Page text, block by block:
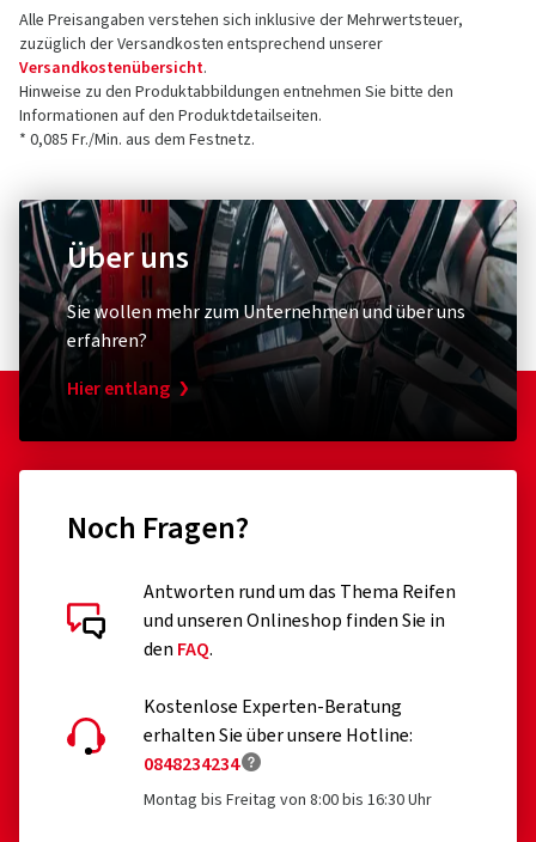
Alle Preisangaben verstehen sich inklusive der Mehrwertsteuer,
zuzüglich der Versandkosten entsprechend unserer
Versandkostenübersicht.
Hinweise zu den Produktabbildungen entnehmen Sie bitte den
Informationen auf den Produktdetailseiten.
* 0,085 Fr./Min. aus dem Festnetz.
Über uns
Sie wollen mehr zum Unternehmen und über uns
erfahren?
Hier entlang
Noch Fragen?
Antworten rund um das Thema Reifen
und unseren Onlineshop finden Sie in
den FAQ.
Kostenlose Experten-Beratung
erhalten Sie über unsere Hotline:
0848234234
Montag bis Freitag von 8:00 bis 16:30 Uhr